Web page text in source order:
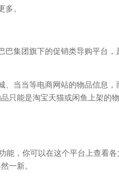
。
集团旗下的促销类导购平台，
当当等电商网站的物品信息，
只能是淘宝天猫或闲鱼上架的
能，你可以在这个平台上查看
一新。